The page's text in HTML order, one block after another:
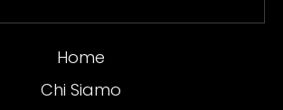
Home
Chi Siamo